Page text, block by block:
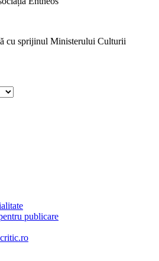
cu sprijinul Ministerului Culturii
publicare